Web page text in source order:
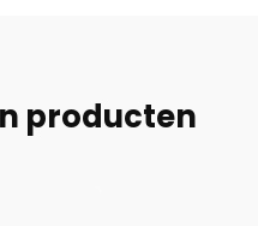
producten